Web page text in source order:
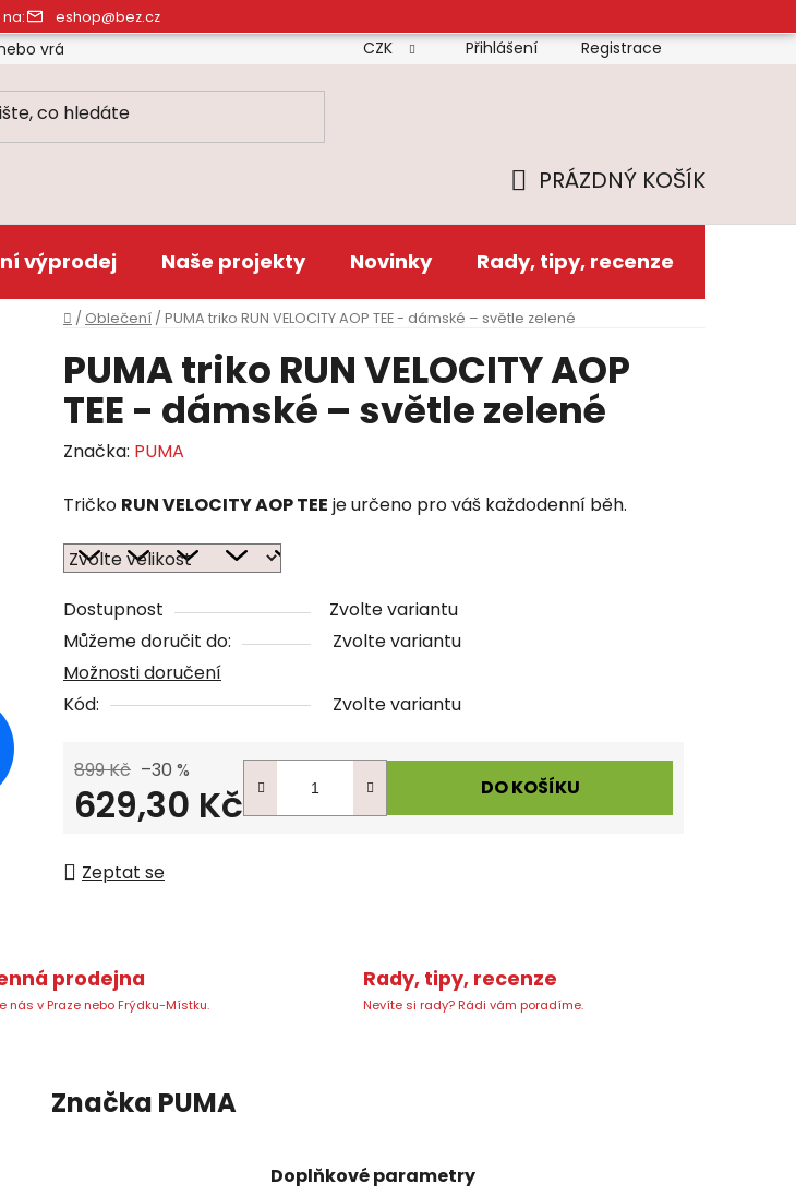
na: eshop@bez.cz
vrácení zboží Doprava Platba Reklamační řád
CZK Přihlášení Registrace
KOŠÍK
PRÁZDNÝ KOŠÍK
výprodej Naše projekty Novinky Rady, tipy, recenze
Domů
/ Oblečení / PUMA triko RUN VELOCITY AOP TEE - dámské – světle zelené
PUMA triko RUN VELOCITY AOP
TEE - dámské – světle zelené
Značka: PUMA
Tričko RUN VELOCITY AOP TEE je určeno pro váš každodenní běh.
Dostupnost
Zvolte variantu
Můžeme doručit do:
Zvolte variantu
Možnosti doručení
Kód:
Zvolte variantu
899 Kč –30 %
629,30 Kč DO KOŠÍKU
Zeptat se
prodejna
nás v Praze nebo Frýdku-Místku.
Rady, tipy, recenze
Nevíte si rady? Rádi vám poradíme.
Značka PUMA
Doplňkové parametry